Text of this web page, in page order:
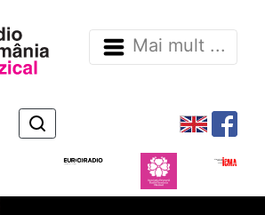
Mai mult ...